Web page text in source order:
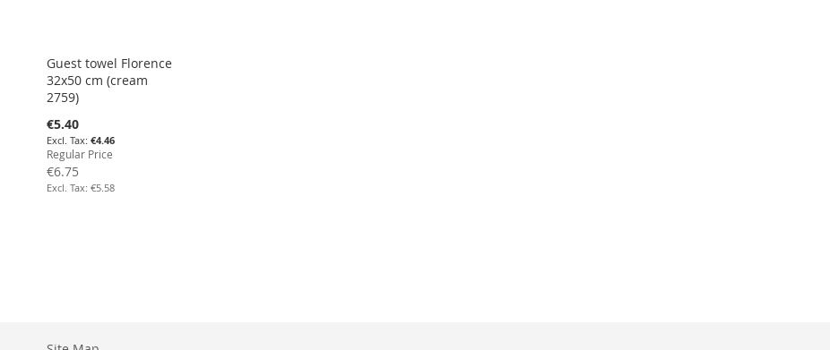
Guest towel Florence
32x50 cm (cream
2759)
Special
Price
€5.40
€4.46
Regular Price
€6.75
€5.58